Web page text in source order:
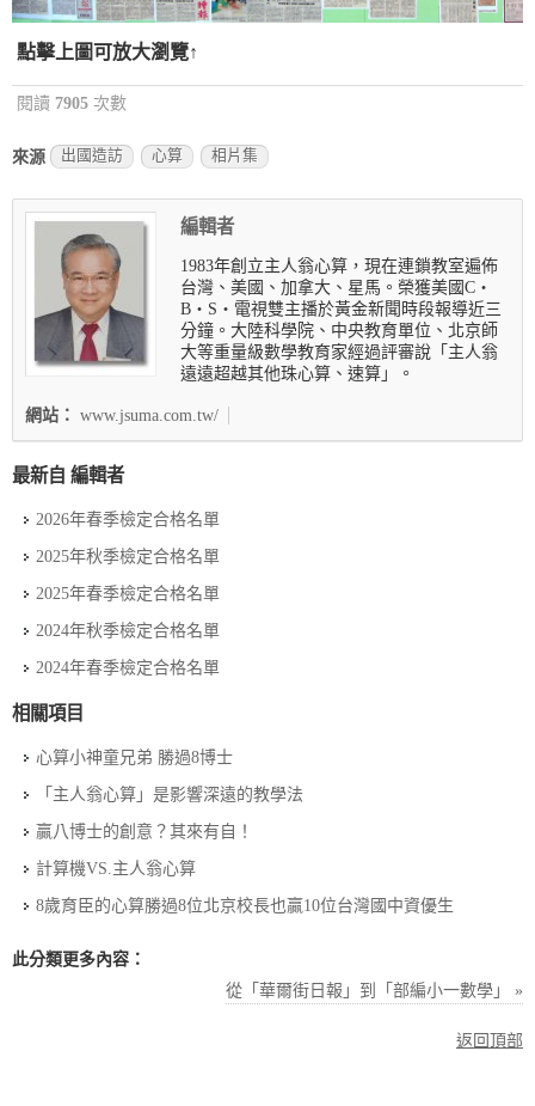
點擊上圖可放大瀏覽↑
閱讀 7905 次數
來源 出國造訪 心算 相片集
編輯者
1983年創立主人翁心算，現在連鎖教室遍佈
台灣、美國、加拿大、星馬。榮獲美國C‧
B‧S‧電視雙主播於黃金新聞時段報導近三
分鐘。大陸科學院、中央教育單位、北京師
大等重量級數學教育家經過評審說「主人翁
遠遠超越其他珠心算、速算」。
網站： www.jsuma.com.tw/
最新自 編輯者
2026年春季檢定合格名單
2025年秋季檢定合格名單
2025年春季檢定合格名單
2024年秋季檢定合格名單
2024年春季檢定合格名單
相關項目
心算小神童兄弟 勝過8博士
「主人翁心算」是影響深遠的教學法
贏八博士的創意？其來有自！
計算機VS.主人翁心算
8歲育臣的心算勝過8位北京校長也贏10位台灣國中資優生
此分類更多內容：
從「華爾街日報」到「部編小一數學」 »
返回頂部